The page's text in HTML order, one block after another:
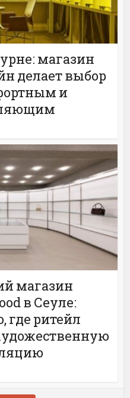
магазин
делает выбор
и
магазин
в Сеуле:
где ритейл